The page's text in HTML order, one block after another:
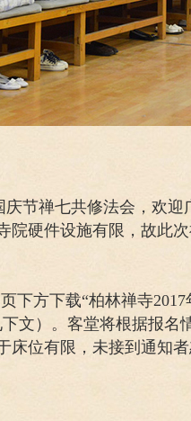
庆节禅七共修法会，欢
院硬件设施有限，故此
下方下载“柏林禅寺
文）。客堂将根据报名
位有限，未接到通知者